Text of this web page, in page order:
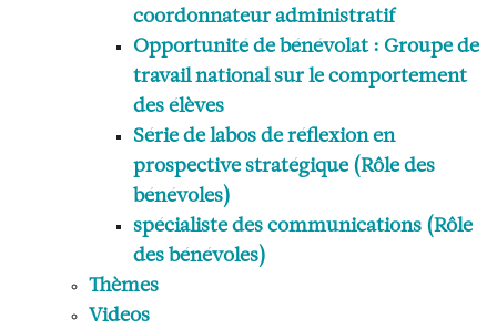
coordonnateur administratif
Opportunité de bénévolat : Groupe de
travail national sur le comportement
des élèves
Série de labos de réflexion en
prospective stratégique (Rôle des
bénévoles)
spécialiste des communications (Rôle
des bénévoles)
Thèmes
Videos